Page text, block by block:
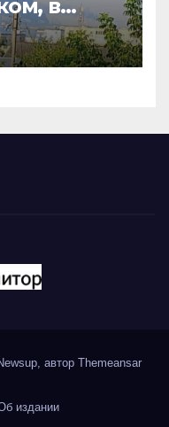
в
автор Themeansar
издании